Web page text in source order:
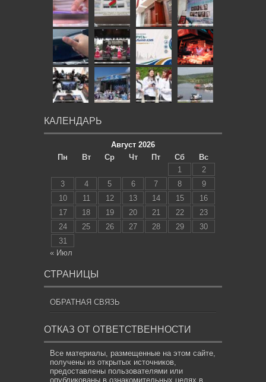
КАЛЕНДАРЬ
Август 2026
Пн
Вт Ср Чт Пт Сб
Вс
1
2
3
4 5 6 7 8
9
10
11 12 13 14 15
16
17
18 19 20 21 22
23
24
25 26 27 28 29
30
31
« Июл
СТРАНИЦЫ
ОБРАТНАЯ СВЯЗЬ
ОТКАЗ ОТ ОТВЕТСТВЕННОСТИ
Все материалы, размещенные на этом сайте,
получены из открытых источников,
предоставлены пользователями или
опубликованы в ознакомительных целях в